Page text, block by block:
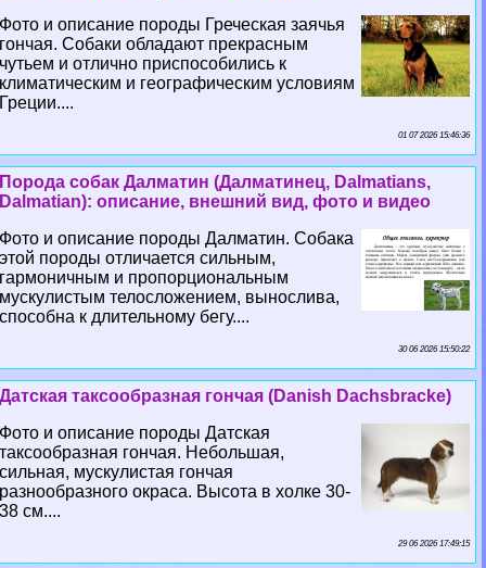
Фото и описание породы Греческая заячья
гончая. Собаки обладают прекрасным
чутьем и отлично приспособились к
климатическим и географическим условиям
Греции....
01 07 2026 15:46:36
Порода собак Далматин (Далматинец, Dalmatians,
Dalmatian): описание, внешний вид, фото и видео
Фото и описание породы Далматин. Собака
этой породы отличается сильным,
гармоничным и пропорциональным
мускулистым телосложением, вынослива,
способна к длительному бегу....
30 06 2026 15:50:22
Датская таксообразная гончая (Danish Dachsbracke)
Фото и описание породы Датская
таксообразная гончая. Небольшая,
сильная, мускулистая гончая
разнообразного окраса. Высота в холке 30-
38 см....
29 06 2026 17:49:15